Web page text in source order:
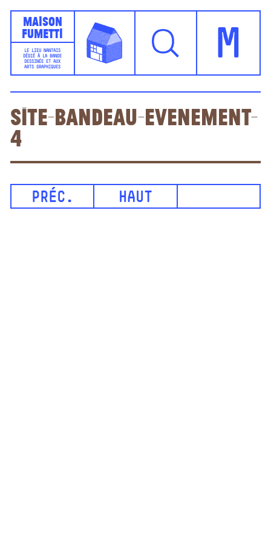
Maison
Fumetti
LE LIEU NANTAIS
DÉDIÉ À LA BANDE
DESSINÉE ET AUX
ARTS GRAPHIQUES
M
site-bandeau-evenement-
4
PRÉC. HAUT